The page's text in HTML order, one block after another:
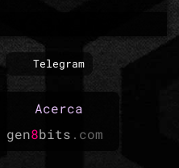
Telegram
Acerca
gen8bits .com